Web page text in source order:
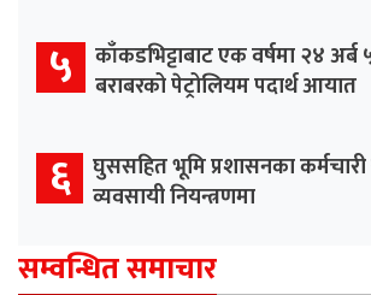
५ काँकडभिट्टाबाट एक वर्षमा २४
बराबरको पेट्रोलियम पदार्थ आयात
६ घुससहित भूमि प्रशासनका
व्यवसायी नियन्त्रणमा
सम्वन्धित समाचार